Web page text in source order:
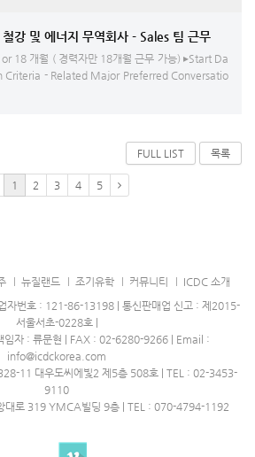
[ICDC 미국인턴 / NJ ] 철강 및 에너지 무역회사 - Sales 팀 근무
18 개월 ( 경력자만 18개월 근무 가능) ▸Start Da
Criteria - Related Major Preferred Conversatio
FULL LIST 목록
1 2 3 4 5
뉴질랜드 조기유학 커뮤니티
ICDC 소개
자번호 : 121-86-13198 | 통신판매업 신고 : 제2015-
서울서초-0228호 |
임자 : 류문현 | FAX : 02-6280-9266 | Email :
info@icdckorea.com
11 대우도씨에빛2 제5층 508호 | TEL : 02-3453-
9110
대로 319 YMCA빌딩 9층 | TEL : 070-4794-1192